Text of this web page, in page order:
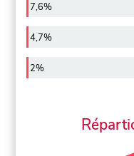
7,6%
4,7%
2%